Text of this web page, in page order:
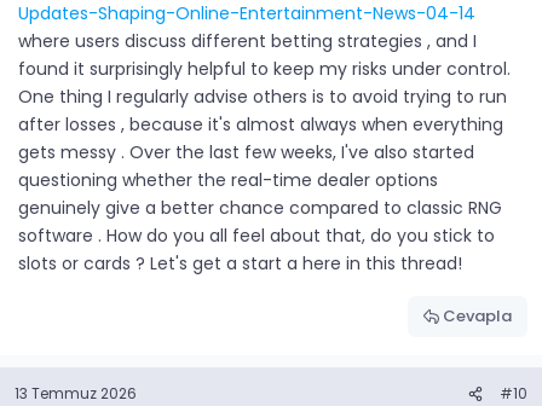
Updates-Shaping-Online-Entertainment-News-04-14
where users discuss different betting strategies , and I
found it surprisingly helpful to keep my risks under control.
One thing I regularly advise others is to avoid trying to run
after losses , because it's almost always when everything
gets messy . Over the last few weeks, I've also started
questioning whether the real-time dealer options
genuinely give a better chance compared to classic RNG
software . How do you all feel about that, do you stick to
slots or cards ? Let's get a start a here in this thread!
Cevapla
13 Temmuz 2026 #10